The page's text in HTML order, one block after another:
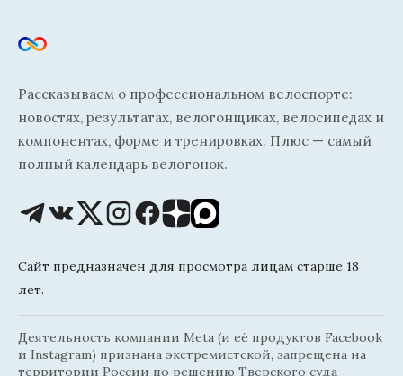
Рассказываем о профессиональном велоспорте:
новостях, результатах, велогонщиках, велосипедах и
компонентах, форме и тренировках. Плюс — самый
полный календарь велогонок.
Сайт предназначен для просмотра лицам старше 18
лет.
Деятельность компании Meta (и её продуктов Facebook
и Instagram) признана экстремистской, запрещена на
территории России по решению Тверского суда